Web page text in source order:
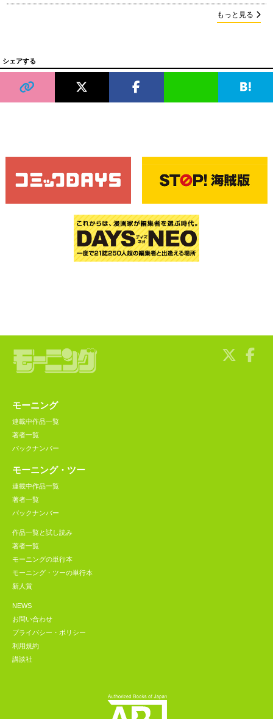
もっと見る
シェアする
モーニング
連載中作品一覧
著者一覧
バックナンバー
モーニング・ツー
連載中作品一覧
著者一覧
バックナンバー
作品一覧と試し読み
著者一覧
モーニングの単行本
モーニング・ツーの単行本
新人賞
NEWS
お問い合わせ
プライバシー・ポリシー
利用規約
講談社